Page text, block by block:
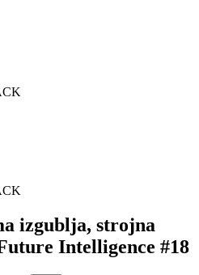
izgublja, strojna
Intelligence #18